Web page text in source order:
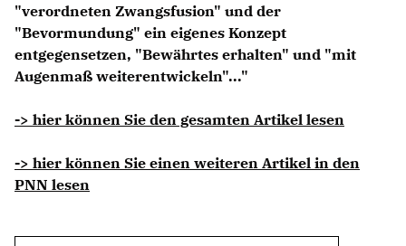
"verordneten Zwangsfusion" und der
"Bevormundung" ein eigenes Konzept
entgegensetzen, "Bewährtes erhalten" und "mit
Augenmaß weiterentwickeln"..."
-> hier können Sie den gesamten Artikel lesen
-> hier können Sie einen weiteren Artikel in den
PNN lesen